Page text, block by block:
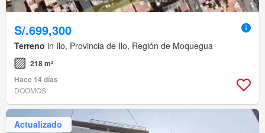
S/.699,300
Terreno in Ilo, Provincia de Ilo, Región de Moquegua
218 m²
Hace 14 días
DOOMOS
Actualizado